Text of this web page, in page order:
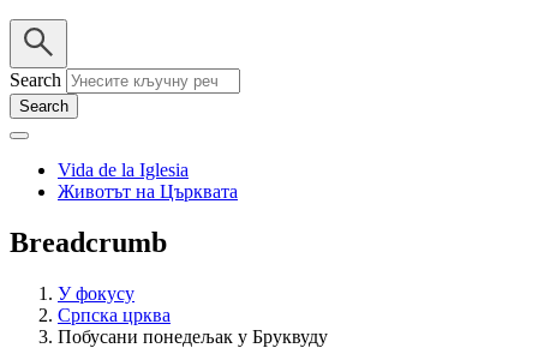
Search
Vida de la Iglesia
Животът на Църквата
Breadcrumb
У фокусу
Српска црква
Побусани понедељак у Бруквуду